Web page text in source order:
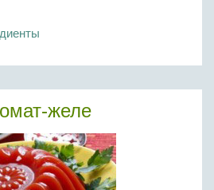
желе